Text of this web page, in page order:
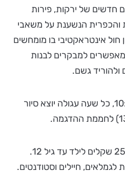
חדשים של ירקות, פירות
והכפרית הנשענת על משאבי
אינטראקטיבי בו מומחשים
למבקרים לבנות
ולהוריד גשם.
שעות פעילות: 10:00-14:00, כל שעה עגולה יוצא סיור
מחיר: 32 שקלים למבוגר, 25 שקלים לילד עד גיל 12.